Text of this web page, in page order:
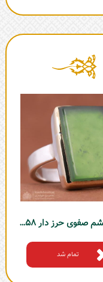
انگشتر یشم صفوی حرز دار D458
تمام شد